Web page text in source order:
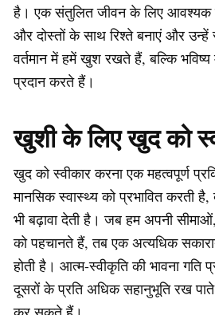
है। एक संतुलित जीवन के लिए आवश्यक
और दोस्तों के साथ रिश्ते बनाएं और
वर्तमान में हमें खुश रखते हैं, बल्कि भविष्य
प्रदान करते हैं।
खुशी के लिए खुद को
खुद को स्वीकार करना एक महत्वपूर्ण
मानसिक स्वास्थ्य को प्रभावित करती
भी बढ़ावा देती है। जब हम अपनी
को पहचानते हैं, तब एक अत्यधिक
होती है। आत्म-स्वीकृति की भावना गति
दूसरों के प्रति अधिक सहानुभूति रख